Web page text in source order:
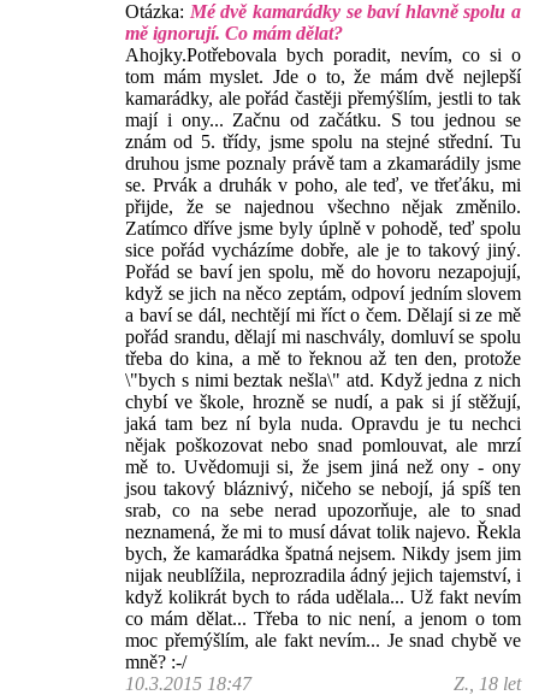
Otázka: Mé dvě kamarádky se baví hlavně spolu a
mě ignorují. Co mám dělat?
Ahojky.Potřebovala bych poradit, nevím, co si o
tom mám myslet. Jde o to, že mám dvě nejlepší
kamarádky, ale pořád častěji přemýšlím, jestli to tak
mají i ony... Začnu od začátku. S tou jednou se
znám od 5. třídy, jsme spolu na stejné střední. Tu
druhou jsme poznaly právě tam a zkamarádily jsme
se. Prvák a druhák v poho, ale teď, ve třeťáku, mi
přijde, že se najednou všechno nějak změnilo.
Zatímco dříve jsme byly úplně v pohodě, teď spolu
sice pořád vycházíme dobře, ale je to takový jiný.
Pořád se baví jen spolu, mě do hovoru nezapojují,
když se jich na něco zeptám, odpoví jedním slovem
a baví se dál, nechtějí mi říct o čem. Dělají si ze mě
pořád srandu, dělají mi naschvály, domluví se spolu
třeba do kina, a mě to řeknou až ten den, protože
\"bych s nimi beztak nešla\" atd. Když jedna z nich
chybí ve škole, hrozně se nudí, a pak si jí stěžují,
jaká tam bez ní byla nuda. Opravdu je tu nechci
nějak poškozovat nebo snad pomlouvat, ale mrzí
mě to. Uvědomuji si, že jsem jiná než ony - ony
jsou takový bláznivý, ničeho se nebojí, já spíš ten
srab, co na sebe nerad upozorňuje, ale to snad
neznamená, že mi to musí dávat tolik najevo. Řekla
bych, že kamarádka špatná nejsem. Nikdy jsem jim
nijak neublížila, neprozradila ádný jejich tajemství, i
když kolikrát bych to ráda udělala... Už fakt nevím
co mám dělat... Třeba to nic není, a jenom o tom
moc přemýšlím, ale fakt nevím... Je snad chybě ve
mně? :-/
10.3.2015 18:47
Z., 18 let